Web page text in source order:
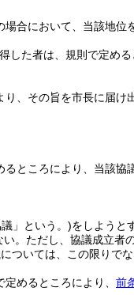
場合において、当該地位
した者は、規則で定め
、その旨を市長に届け
ところにより、当該協
」という。)をしようと
。 ただし、協議成立者
ついては、この限りでな
めるところにより、 前